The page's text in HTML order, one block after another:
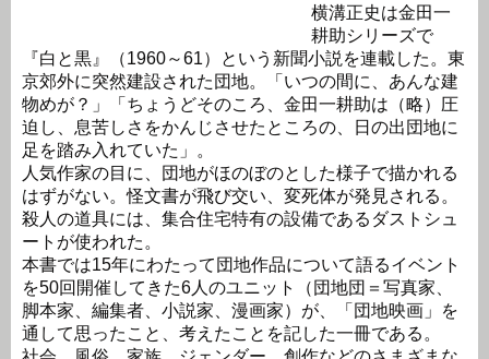
横溝正史は金田一
耕助シリーズで
『白と黒』（1960～61）という新聞小説を連載した。東
京郊外に突然建設された団地。「いつの間に、あんな建
物めが？」「ちょうどそのころ、金田一耕助は（略）圧
迫し、息苦しさをかんじさせたところの、日の出団地に
足を踏み入れていた」。
人気作家の目に、団地がほのぼのとした様子で描かれる
はずがない。怪文書が飛び交い、変死体が発見される。
殺人の道具には、集合住宅特有の設備であるダストシュ
ートが使われた。
本書では15年にわたって団地作品について語るイベント
を50回開催してきた6人のユニット（団地団＝写真家、
脚本家、編集者、小説家、漫画家）が、「団地映画」を
通して思ったこと、考えたことを記した一冊である。